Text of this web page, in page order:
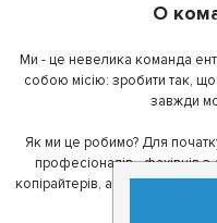
О
Ми - це невелика команда
собою місію: зробити так,
завжди
Як ми це робимо? Для
професіоналів - фахівців
копірайтерів, а за
ми